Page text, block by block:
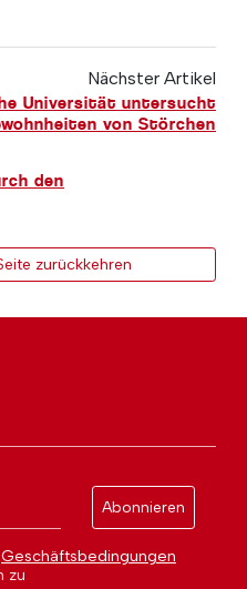
Nächster Artikel
Universität untersucht
von Störchen
den
zurückkehren
Abonnieren
Geschäftsbedingungen
zu